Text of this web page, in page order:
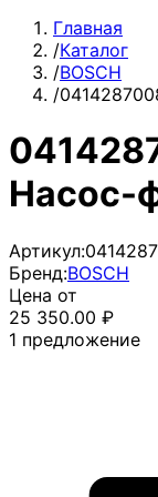
Главная
/Каталог
/BOSCH
/
Насос-
Артикул:
Бренд:BOSCH
Цена от
25 350.00 ₽
1 предложение